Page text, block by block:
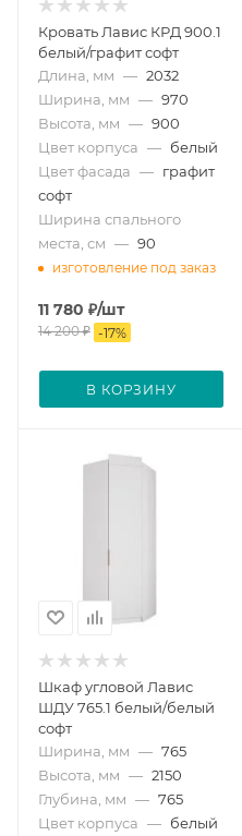
Кровать Лавис КРД 900.1
белый/графит софт
Длина, мм — 2032
Ширина, мм — 970
Высота, мм — 900
Цвет корпуса — белый
Цвет фасада — графит
софт
Ширина спального
места, см — 90
изготовление под заказ
11 780 ₽/шт
14 200₽ -17%
В КОРЗИНУ
Шкаф угловой Лавис
ШДУ 765.1 белый/белый
софт
Ширина, мм — 765
Высота, мм — 2150
Глубина, мм — 765
Цвет корпуса — белый